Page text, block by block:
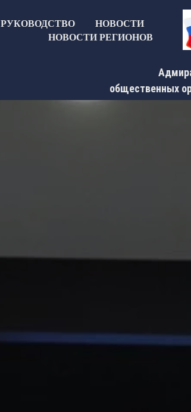
РУКОВОДСТВО
НОВОСТИ
НОВОСТИ РЕГИОНОВ
общественных